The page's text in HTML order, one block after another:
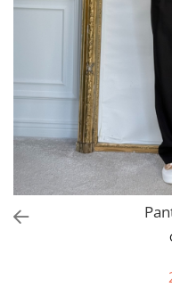
Blanuri
Paltoane
Sacouri
Tricouri
Traditional